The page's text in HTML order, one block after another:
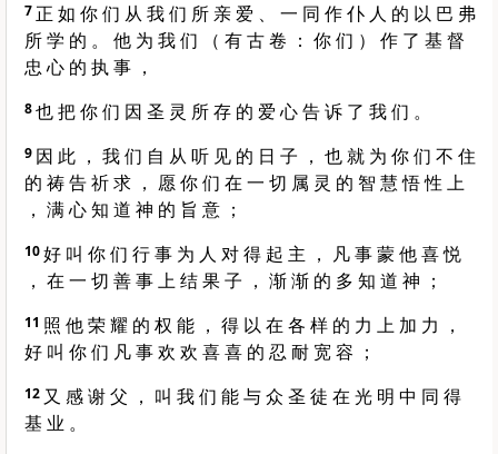
7 正 如 你 们 从 我 们 所 亲 爱 、 一 同 作 仆 人 的 以 巴 弗
所 学 的 。 他 为 我 们 （ 有 古 卷 ： 你 们 ） 作 了 基 督
忠 心 的 执 事 ，
8也 把 你 们 因 圣 灵 所 存 的 爱 心 告 诉 了 我 们 。
9 因 此 ， 我 们 自 从 听 见 的 日 子 ， 也 就 为 你 们 不 住
的 祷 告 祈 求 ， 愿 你 们 在 一 切 属 灵 的 智 慧 悟 性 上
， 满 心 知 道 神 的 旨 意 ；
10好 叫 你 们 行 事 为 人 对 得 起 主 ， 凡 事 蒙 他 喜 悦
， 在 一 切 善 事 上 结 果 子 ， 渐 渐 的 多 知 道 神 ；
11 照 他 荣 耀 的 权 能 ， 得 以 在 各 样 的 力 上 加 力 ，
好 叫 你 们 凡 事 欢 欢 喜 喜 的 忍 耐 宽 容 ；
12 又 感 谢 父 ， 叫 我 们 能 与 众 圣 徒 在 光 明 中 同 得
基 业 。